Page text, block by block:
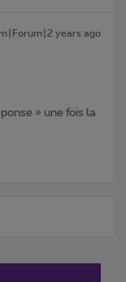
years ago
» une fois la